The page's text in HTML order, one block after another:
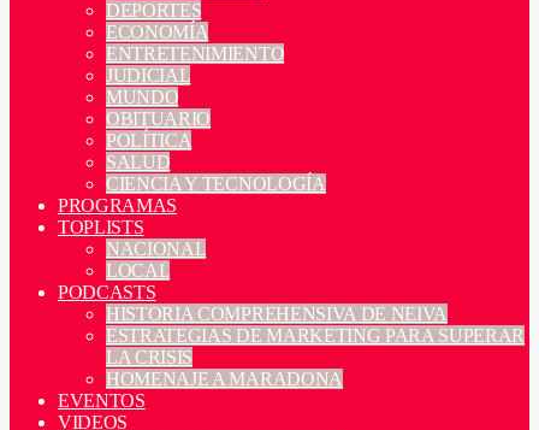
DEPORTES
ECONOMÍA
ENTRETENIMIENTO
JUDICIAL
MUNDO
OBITUARIO
POLÍTICA
SALUD
CIENCIA Y TECNOLOGÍA
PROGRAMAS
TOPLISTS
NACIONAL
LOCAL
PODCASTS
HISTORIA COMPREHENSIVA DE NEIVA
ESTRATEGIAS DE MARKETING PARA SUPERAR
LA CRISIS
HOMENAJE A MARADONA
EVENTOS
VIDEOS